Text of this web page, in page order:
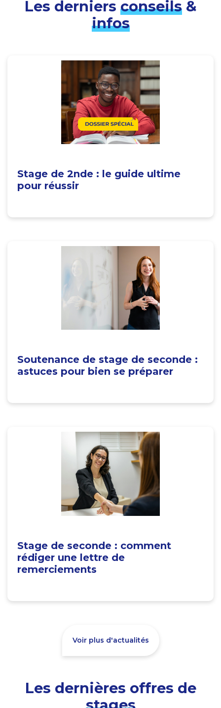
Les derniers conseils&
infos
Stage de 2nde : le guide ultime
pour réussir
Soutenance de stage de seconde :
astuces pour bien se préparer
Stage de seconde : comment
rédiger une lettre de
remerciements
Voir plus d'actualités
Les dernières offres de